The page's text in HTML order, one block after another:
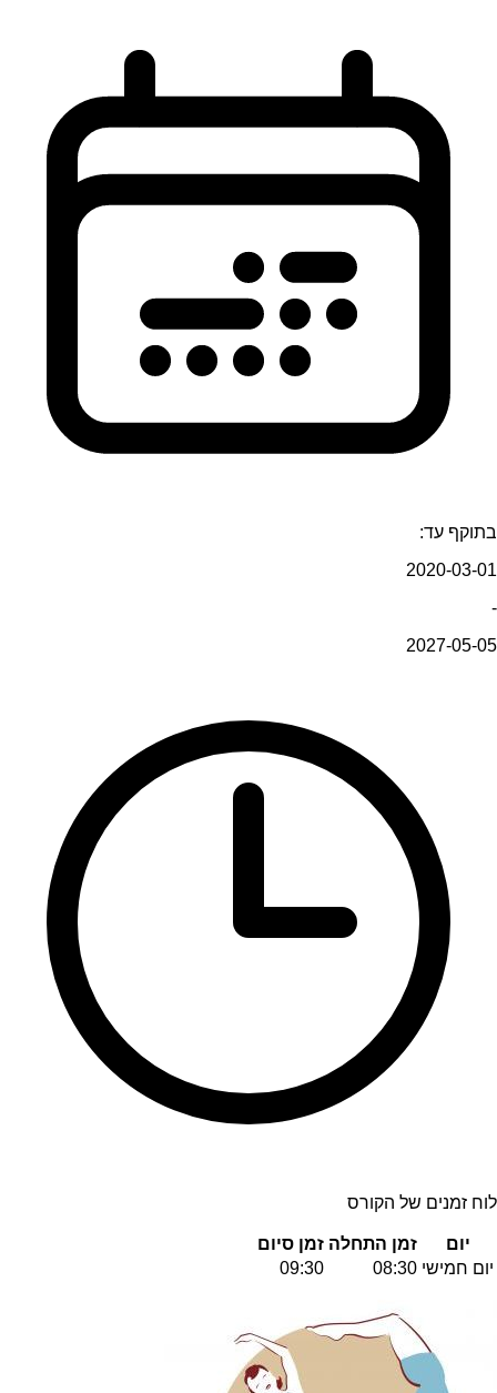
בתוקף עד:
2020-03-01
-
2027-05-05
לוח זמנים של הקורס
יום זמן התחלה זמן סיום
יום חמישי 08:30
09:30